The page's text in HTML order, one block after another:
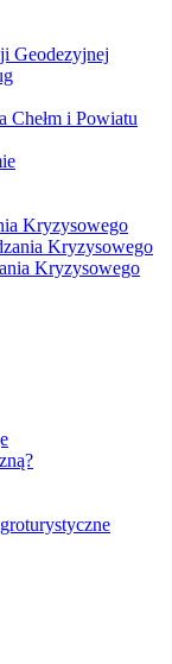
Geodezyjnej
Chełm i Powiatu
Kryzysowego
Kryzysowego
Kryzysowego